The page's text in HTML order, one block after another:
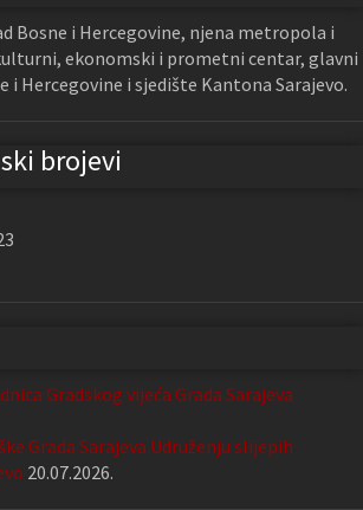
Bosne i Hercegovine, njena metropola i
ekonomski i prometni centar, glavni
i Hercegovine i sjedište Kantona Sarajevo.
brojevi
Gradskog vijeća Grada Sarajeva
Grada Sarajeva Udruženju slijepih
20.07.2026.